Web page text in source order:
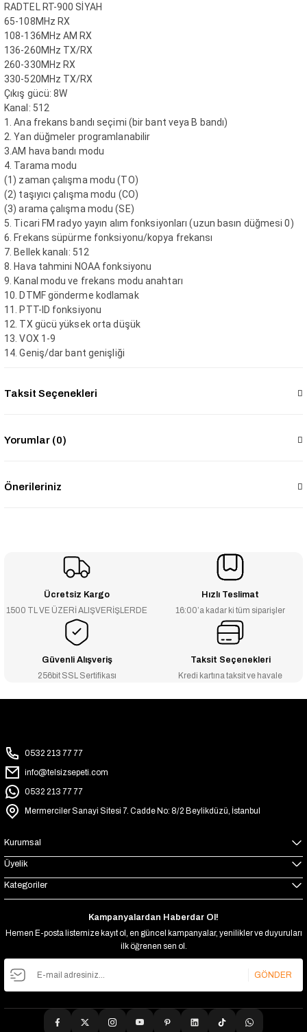
RADTEL RT-900 SİYAH
65-108MHz RX
108-136MHz AM RX
136-260MHz TX/RX
260-330MHz RX
330-520MHz TX/RX
Çıkış gücü: 8W
Kanal: 512
1. Ana frekans bandı seçimi (bir bant veya B bandı)
2. Yan düğmeler programlanabilir
3.AM hava bandı modu
4. Tarama modu
(1) zaman çalışma modu (TO)
(2) taşıyıcı çalışma modu (CO)
(3) arama çalışma modu (SE)
5. Ticari FM radyo yayın alım fonksiyonları (uzun basın düğmesi 0)
6. Frekans süpürme fonksiyonu/kopya frekansı
7. Bellek kanalı: 512
8. Hava tahmini NOAA fonksiyonu
9. Kanal modu ve frekans modu anahtarı
10. DTMF gönderme kodlamak
11. PTT-ID fonksiyonu
12. TX gücü yüksek orta düşük
13. VOX 1-9
14. Geniş/dar bant genişliği
Taksit Seçenekleri
Yorumlar (0)
Önerileriniz
Ücretsiz Kargo
1500 TL VE ÜZERİ ALIŞVERİŞLERDE
Hızlı Teslimat
16:00’a kadar ki tüm siparişler
Güvenli Alışveriş
256bit SSL Sertifikası
Taksit Seçenekleri
Kredi kartına taksit ve havale
0532 213 77 77
info@telsizsepeti.com
0532 213 77 77
Mermerciler Sanayi Sitesi 7. Cadde No: 8/2 Beylikdüzü, İstanbul
Kurumsal
Üyelik
Kategoriler
Kampanyalardan Haberdar Ol!
Hemen E-posta listemize kayıt ol, en güncel kampanyalar, yenilikler ve duyuruları
ilk öğrenen sen ol.
GÖNDER